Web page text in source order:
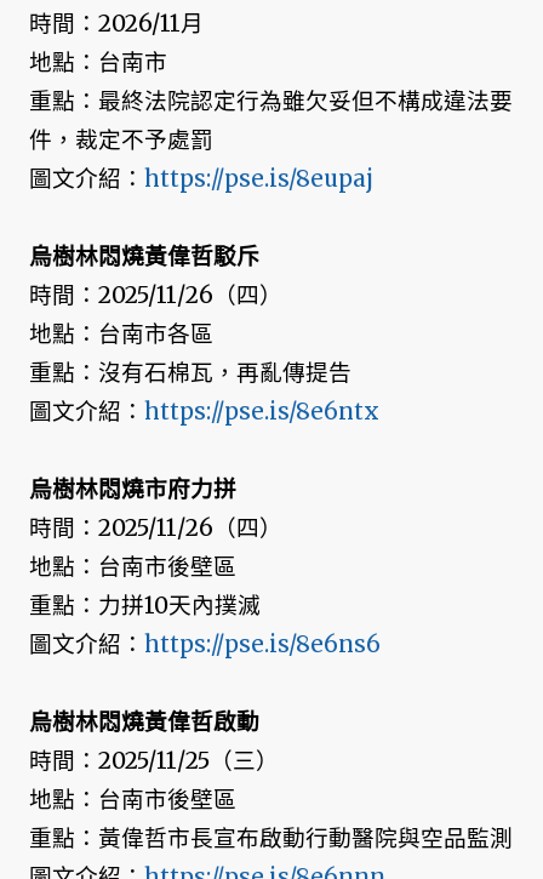
時間：2026/11月
地點：台南市
重點：最終法院認定行為雖欠妥但不構成違法要
件，裁定不予處罰
圖文介紹： https://pse.is/8eupaj
烏樹林悶燒黃偉哲駁斥
時間：2025/11/26（四）
地點：台南市各區
重點：沒有石棉瓦，再亂傳提告
圖文介紹： https://pse.is/8e6ntx
烏樹林悶燒市府力拼
時間：2025/11/26（四）
地點：台南市後壁區
重點：力拼10天內撲滅
圖文介紹： https://pse.is/8e6ns6
烏樹林悶燒黃偉哲啟動
時間：2025/11/25（三）
地點：台南市後壁區
重點：黃偉哲市長宣布啟動行動醫院與空品監測